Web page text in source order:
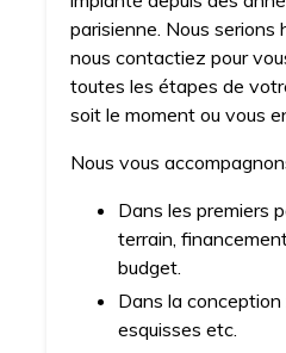
parisienne. Nous serions
nous contactiez pour
toutes les étapes de
soit le moment ou vous
Nous vous
Dans les premiers
terrain,
budget.
Dans la conception
esquisses etc.